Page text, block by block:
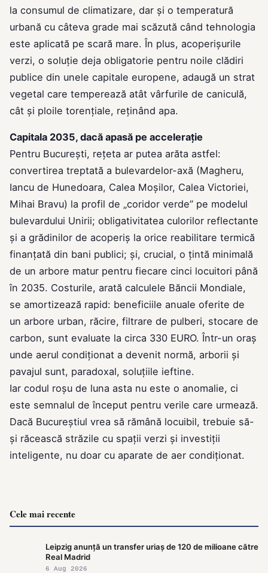
la consumul de climatizare, dar şi o temperatură
urbană cu câteva grade mai scăzută când tehnologia
este aplicată pe scară mare. În plus, acoperişurile
verzi, o soluţie deja obligatorie pentru noile clădiri
publice din unele capitale europene, adaugă un strat
vegetal care temperează atât vârfurile de caniculă,
cât şi ploile torenţiale, reţinând apa.
Capitala 2035, dacă apasă pe acceleraţie
Pentru Bucureşti, reţeta ar putea arăta astfel:
convertirea treptată a bulevardelor-axă (Magheru,
Iancu de Hunedoara, Calea Moşilor, Calea Victoriei,
Mihai Bravu) la profil de „coridor verde” pe modelul
bulevardului Unirii; obligativitatea culorilor reflectante
şi a grădinilor de acoperiş la orice reabilitare termică
finanţată din bani publici; şi, crucial, o ţintă minimală
de un arbore matur pentru fiecare cinci locuitori până
în 2035. Costurile, arată calculele Băncii Mondiale,
se amortizează rapid: beneficiile anuale oferite de
un arbore urban, răcire, filtrare de pulberi, stocare de
carbon, sunt evaluate la circa 330 EURO. Într-un oraş
unde aerul condiţionat a devenit normă, arborii şi
pavajul sunt, paradoxal, soluţiile ieftine.
Iar codul roşu de luna asta nu este o anomalie, ci
este semnalul de început pentru verile care urmează.
Dacă Bucureştiul vrea să rămână locuibil, trebuie să-
şi răcească străzile cu spații verzi și investiții
inteligente, nu doar cu aparate de aer condiţionat.
Cele mai recente
Leipzig anunță un transfer uriaș de 120 de milioane către
Real Madrid
6 Aug 2026